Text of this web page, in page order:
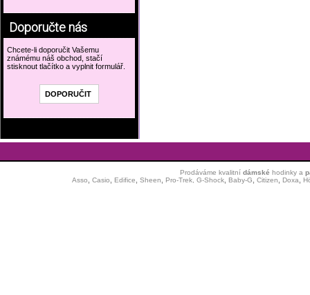
Doporučte nás
Chcete-li doporučit Vašemu
známému náš obchod, stačí
stisknout tlačítko a vyplnit formulář.
Prodáváme kvalitní dámské hodinkya
Asso
Casio Edifice Sheen Pro-Trek, G-Shock, Baby-G Citizen Doxa